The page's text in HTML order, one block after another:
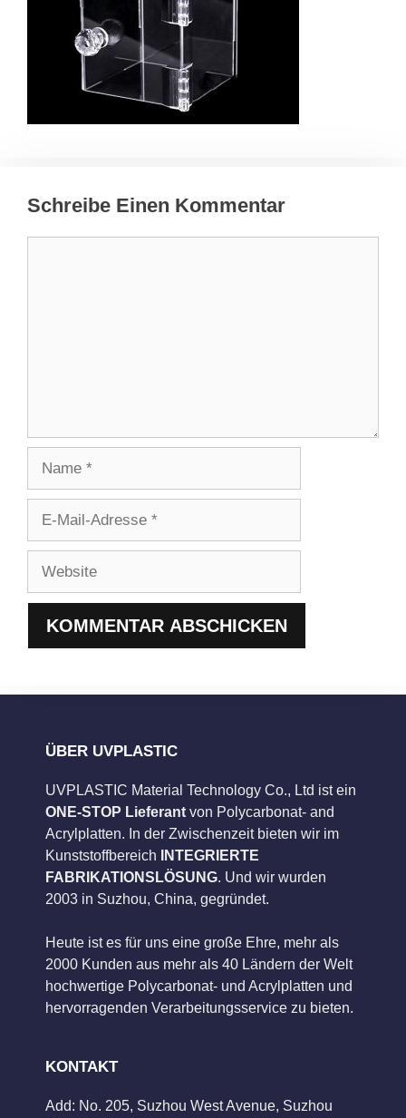
Schreibe Einen Kommentar
Adresse
ÜBER UVPLASTIC
UVPLASTIC Material Technology Co., Ltd ist ein
ONE-STOP Lieferant von Polycarbonat- and
Acrylplatten. In der Zwischenzeit bieten wir im
Kunststoffbereich
INTEGRIERTE
FABRIKATIONSLÖSUNG. Und wir wurden
2003 in Suzhou, China, gegründet.
Heute ist es für uns eine große Ehre, mehr als
2000 Kunden aus mehr als 40 Ländern der Welt
hochwertige Polycarbonat- und Acrylplatten und
hervorragenden Verarbeitungsservice zu bieten.
KONTAKT
Add: No. 205, Suzhou West Avenue, Suzhou